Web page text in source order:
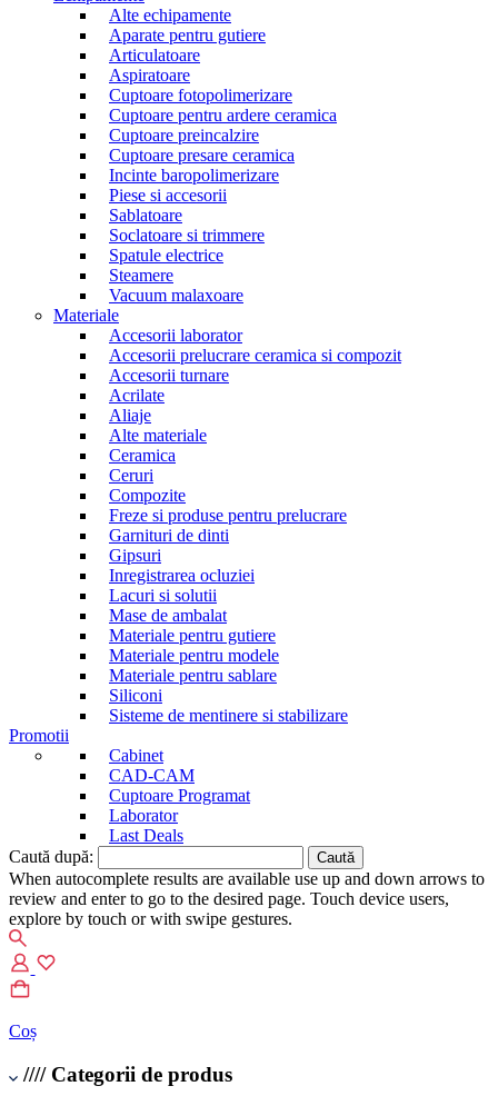
Alte echipamente
Aparate pentru gutiere
Articulatoare
Aspiratoare
Cuptoare fotopolimerizare
Cuptoare pentru ardere ceramica
Cuptoare preincalzire
Cuptoare presare ceramica
Incinte baropolimerizare
Piese si accesorii
Sablatoare
Soclatoare si trimmere
Spatule electrice
Steamere
Vacuum malaxoare
Materiale
Accesorii laborator
Accesorii prelucrare ceramica si compozit
Accesorii turnare
Acrilate
Aliaje
Alte materiale
Ceramica
Ceruri
Compozite
Freze si produse pentru prelucrare
Garnituri de dinti
Gipsuri
Inregistrarea ocluziei
Lacuri si solutii
Mase de ambalat
Materiale pentru gutiere
Materiale pentru modele
Materiale pentru sablare
Siliconi
Sisteme de mentinere si stabilizare
Promotii
Cabinet
CAD-CAM
Cuptoare Programat
Laborator
Last Deals
Caută după:
When autocomplete results are available use up and down arrows to
review and enter to go to the desired page. Touch device users,
explore by touch or with swipe gestures.
Coș
//// Categorii de produs